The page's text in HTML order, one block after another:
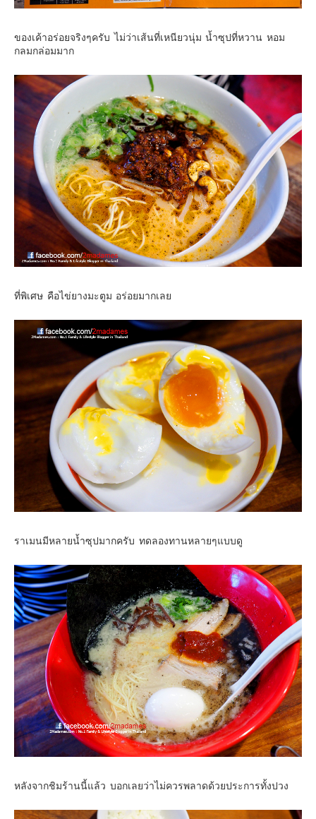
ของเค้าอร่อยจริงๆครับ ไม่ว่าเส้นที่เหนียวนุ่ม น้ำซุปที่หวาน หอม
กลมกล่อมมาก
ที่พิเศษ คือไข่ยางมะตูม อร่อยมากเลย
ราเมนมีหลายน้ำซุปมากครับ ทดลองทานหลายๆแบบดู
หลังจากชิมร้านนี้แล้ว บอกเลยว่าไม่ควรพลาดด้วยประการทั้งปวง